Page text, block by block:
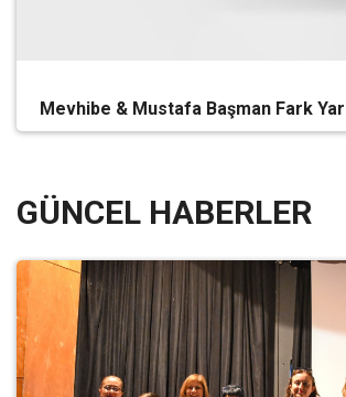
Mevhibe & Mustafa Başman Fark
GÜNCEL HABERLER